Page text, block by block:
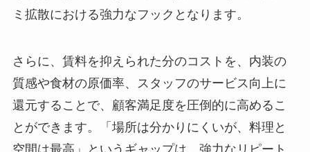
ミ拡散における強力なフックとなります。
さらに、賃料を抑えられた分のコストを、内装の
質感や食材の原価率、スタッフのサービス向上に
還元することで、顧客満足度を圧倒的に高めるこ
とができます。「場所は分かりにくいが、料理と
空間は最高」というギャップは、強力なリピート